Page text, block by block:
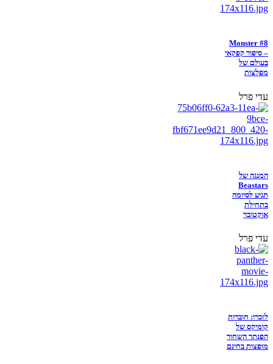
Monster #8
– סיפור קפקאי
בעולם של
מפלצות
עדי פרל
המנגה של
Beastars
תגיע לסיומה
בתחילת
אוקטובר
עדי פרל
לזכרו: חוברות
קומיקס של
הפנתר השחור
מופצות בחינם